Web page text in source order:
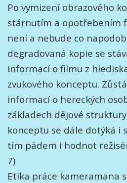
Po vymizení obrazového
stárnutím a opotřebením
není a nebude co
degradovaná kopie se
informací o filmu z
zvukového konceptu.
informací o hereckých
základech dějové
konceptu se dále dotýká i
tím pádem i hodnot
7)
Etika práce kameramana